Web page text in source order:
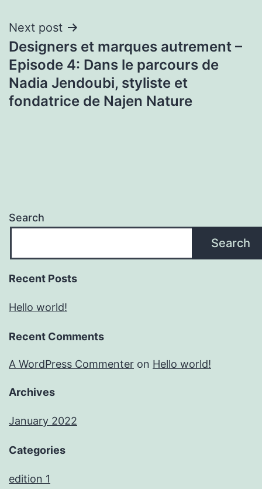
Next post
Designers et marques autrement –
Episode 4: Dans le parcours de
Nadia Jendoubi, styliste et
fondatrice de Najen Nature
Search
Search
Recent Posts
Hello world!
Recent Comments
A WordPress Commenter on Hello world!
Archives
January 2022
Categories
edition 1